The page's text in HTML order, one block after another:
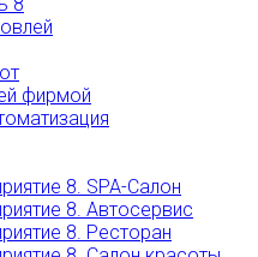
фирмой
8. SPA-Салон
8. Автосервис
8. Ресторан